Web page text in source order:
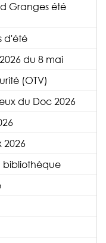
Granges été
d'été
du 8 mai
(OTV)
du Doc 2026
2026
bibliothèque